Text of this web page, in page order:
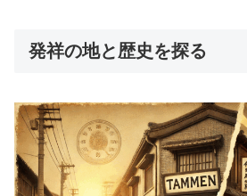
発祥の地と歴史を探る